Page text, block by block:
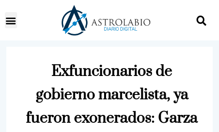
Exfuncionarios de
gobierno marcelista, ya
fueron exonerados: Garza